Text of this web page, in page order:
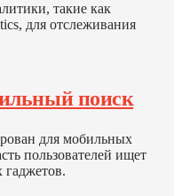
такие как
для отслеживания
поиск
для мобильных
пользователей ищет